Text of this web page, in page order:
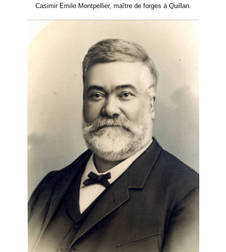
Casimir Emile Montpellier, maître de forges à Quillan.